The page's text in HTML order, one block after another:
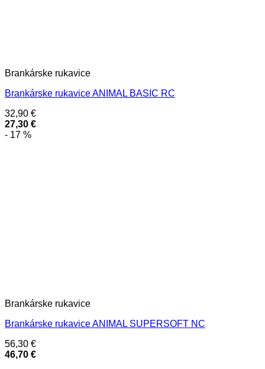
Brankárske rukavice
Brankárske rukavice ANIMAL BASIC RC
32,90 €
27,30 €
- 17 %
Brankárske rukavice
Brankárske rukavice ANIMAL SUPERSOFT NC
56,30 €
46,70 €